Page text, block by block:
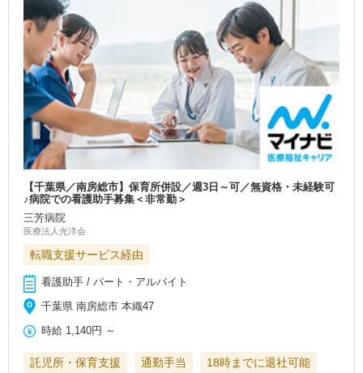
【千葉県／南房総市】保育所併設／週3日～可／無資格・未経験可
♪病院での看護助手募集＜非常勤＞
三芳病院
医療法人光洋会
転職支援サービス経由
看護助手 / パート・アルバイト
千葉県 南房総市 本織47
時給 1,140円 ～
託児所・保育支援 通勤手当 18時までに退社可能